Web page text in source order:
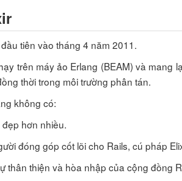
tiên vào tháng 4 năm 2011.
trên máy ảo Erlang (BEAM) và mang
thời trong môi trường phân tán.
không có:
hơn nhiều.
đóng góp cốt lõi cho Rails, cú pháp
thân thiện và hòa nhập của cộng đồng